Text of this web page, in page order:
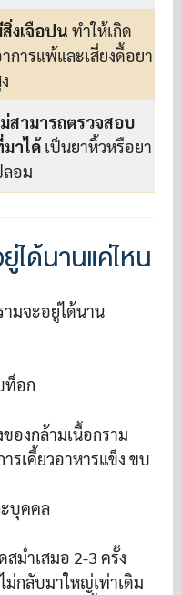
งเจือปน ทำให้เกิด
การแพ้และเสี่ยงดื้อยา
สามารถตรวจสอบ
าได้ เป็นยาหิ้วหรือยา
อม
ได้นานแค่ไหน
มจะอยู่ได้นาน
ท็อก
องกล้ามเนื้อกราม
รเคี้ยวอาหารแข็ง ขบ
ะบุคคล
สม่ำเสมอ 2-3 ครั้ง
กลับมาใหญ่เท่าเดิม